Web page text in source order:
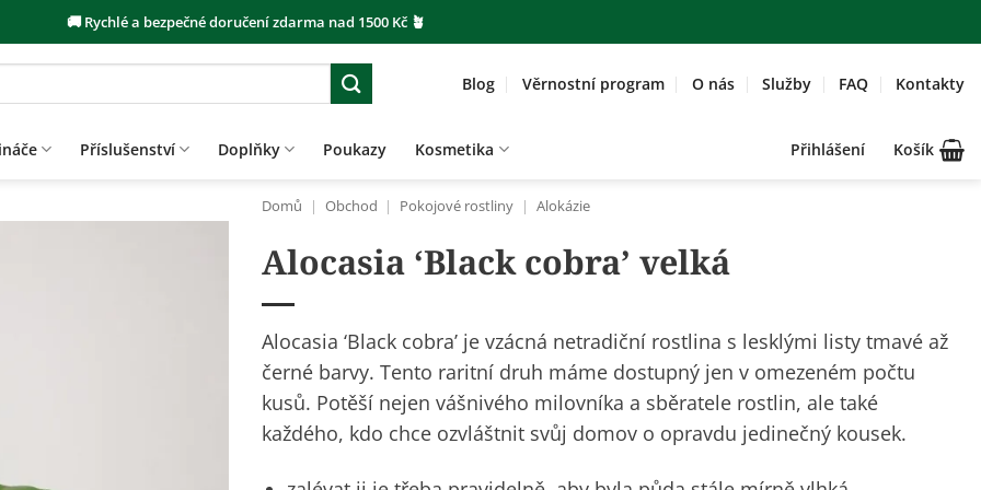
🚚 Rychlé a bezpečné doručení zdarma nad 1500 Kč 🪴
Blog Věrnostní program O nás Služby FAQ Kontakty
Příslušenství Doplňky Poukazy Kosmetika Přihlášení Košík
Domů | Obchod | Pokojové rostliny | Alokázie
Alocasia ‘Black cobra’ velká
Alocasia ‘Black cobra’ je vzácná netradiční rostlina s lesklými listy tmavé až
černé barvy. Tento raritní druh máme dostupný jen v omezeném počtu
kusů. Potěší nejen vášnivého milovníka a sběratele rostlin, ale také
každého, kdo chce ozvláštnit svůj domov o opravdu jedinečný kousek.